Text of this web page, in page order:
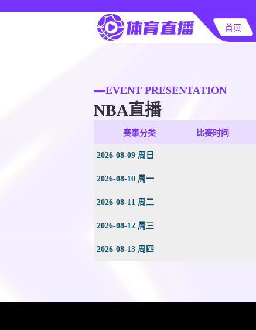
首页
EVENT PRESENTATION
NBA直播
赛事分类 比赛时间
2026-08-09 周日
2026-08-10 周一
2026-08-11 周二
2026-08-12 周三
2026-08-13 周四